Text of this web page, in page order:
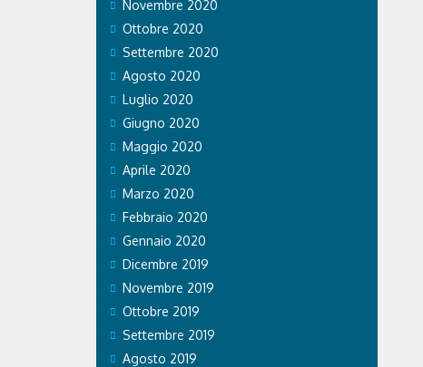
Novembre 2020
Ottobre 2020
Settembre 2020
Agosto 2020
Luglio 2020
Giugno 2020
Maggio 2020
Aprile 2020
Marzo 2020
Febbraio 2020
Gennaio 2020
Dicembre 2019
Novembre 2019
Ottobre 2019
Settembre 2019
Agosto 2019